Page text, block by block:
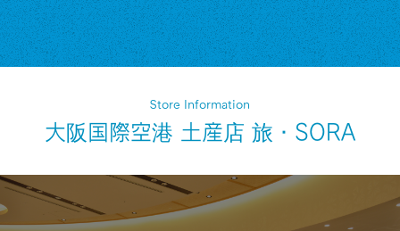
Store Information
大阪国際空港 土産店 旅・SORA